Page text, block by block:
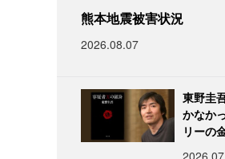
熊本地震被害状況
2026.08.07
東野圭
かなか
リーの